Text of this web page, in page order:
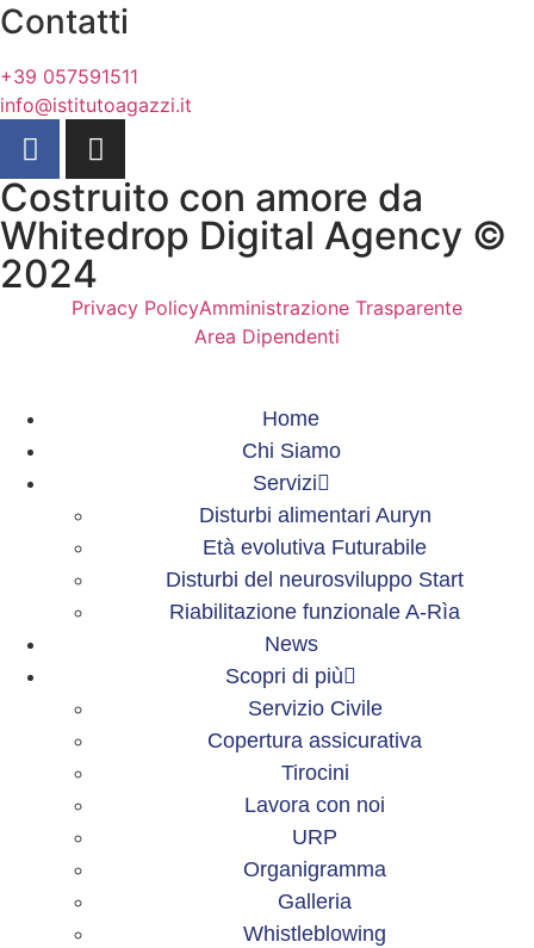
Contatti
+39 057591511
info@istitutoagazzi.it
Costruito con amore da
Whitedrop Digital Agency ©
2024
Privacy PolicyAmministrazione Trasparente
Area Dipendenti
Home
Chi Siamo
Servizi
Disturbi alimentari Auryn
Età evolutiva Futurabile
Disturbi del neurosviluppo Start
Riabilitazione funzionale A-Rìa
News
Scopri di più
Servizio Civile
Copertura assicurativa
Tirocini
Lavora con noi
URP
Organigramma
Galleria
Whistleblowing